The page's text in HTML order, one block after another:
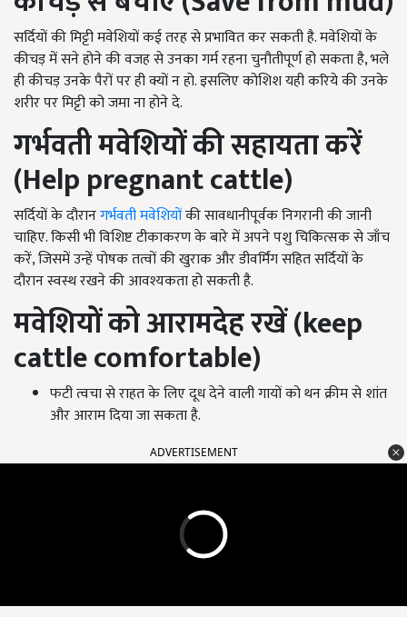
सर्दियों की मिट्टी मवेशियों कई तरह से प्रभावित कर सकती है. मवेशियों के
कीचड़ में सने होने की वजह से उनका गर्म रहना चुनौतीपूर्ण हो सकता है, भले
ही कीचड़ उनके पैरों पर ही क्यों न हो. इसलिए कोशिश यही करिये की उनके
शरीर पर मिट्टी को जमा ना होने दे.
गर्भवती मवेशियों की सहायता करें
(Help pregnant cattle)
सर्दियों के दौरानगर्भवती मवेशियोंकी सावधानीपूर्वक निगरानी की जानी
चाहिए. किसी भी विशिष्ट टीकाकरण के बारे में अपने पशु चिकित्सक से जाँच
करें, जिसमें उन्हें पोषक तत्वों की खुराक और डीवर्मिंग सहित सर्दियों के
दौरान स्वस्थ रखने की आवश्यकता हो सकती है.
मवेशियों को आरामदेह रखें (keep
cattle comfortable)
फटी त्वचा से राहत के लिए दूध देने वाली गायों को थन क्रीम से शांत
और आराम दिया जा सकता है.
ADVERTISEMENT